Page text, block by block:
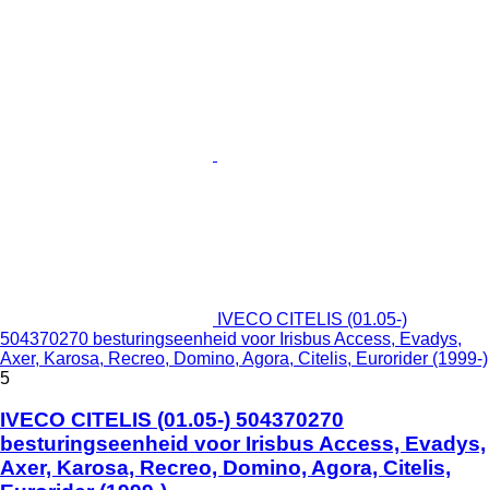
IVECO CITELIS (01.05-)
504370270 besturingseenheid voor Irisbus Access, Evadys,
Axer, Karosa, Recreo, Domino, Agora, Citelis, Eurorider (1999-)
5
IVECO CITELIS (01.05-) 504370270
besturingseenheid voor Irisbus Access, Evadys,
Axer, Karosa, Recreo, Domino, Agora, Citelis,